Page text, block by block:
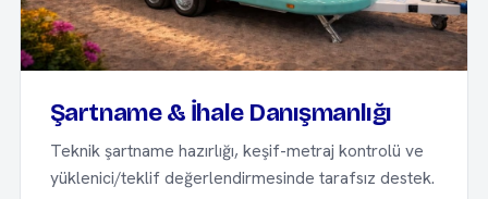
Şartname & İhale Danışmanlığı
Teknik şartname hazırlığı, keşif-metraj kontrolü ve
yüklenici/teklif değerlendirmesinde tarafsız destek.